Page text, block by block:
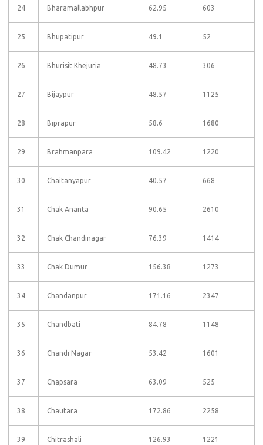
24 Bharamallabhpur 62.95 603
25 Bhupatipur 49.1 52
26 Bhurisit Khejuria 48.73 306
27 Bijaypur 48.57 1125
28 Biprapur 58.6 1680
29 Brahmanpara 109.42 1220
30 Chaitanyapur 40.57 668
31 Chak Ananta 90.65 2610
32 Chak Chandinagar 76.39 1414
33 Chak Dumur 156.38 1273
34 Chandanpur 171.16 2347
35 Chandbati 84.78 1148
36 Chandi Nagar 53.42 1601
37 Chapsara 63.09 525
38 Chautara 172.86 2258
39 Chitrashali 126.93 1221